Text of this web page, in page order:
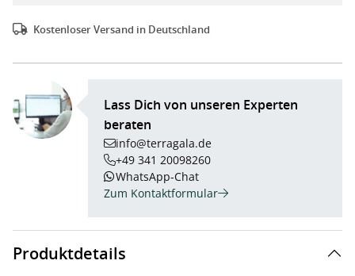
Kostenloser Versand in Deutschland
Lass Dich von unseren Experten
beraten
info@terragala.de
+49 341 20098260
WhatsApp-Chat
Zum Kontaktformular
Produktdetails